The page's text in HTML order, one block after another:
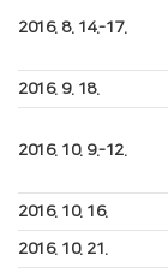
2016. 8. 14.-17.
2016. 9. 18.
2016. 10. 9.-12.
2016. 10. 16.
2016. 10. 21.